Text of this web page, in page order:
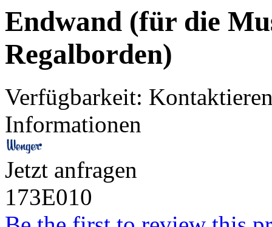
Endwand (für die
Regalborden)
Verfügbarkeit:
Informationen
Jetzt anfragen
173E010